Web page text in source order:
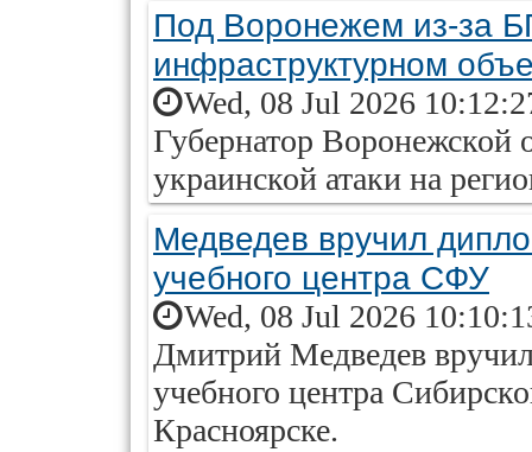
Под Воронежем из-за
инфраструктурном
Wed, 08 Jul 2026
Губернатор Воронежской
украинской атаки на
Медведев вручил
учебного центра СФУ
Wed, 08 Jul 2026
Дмитрий Медведев
учебного центра
Красноярске.